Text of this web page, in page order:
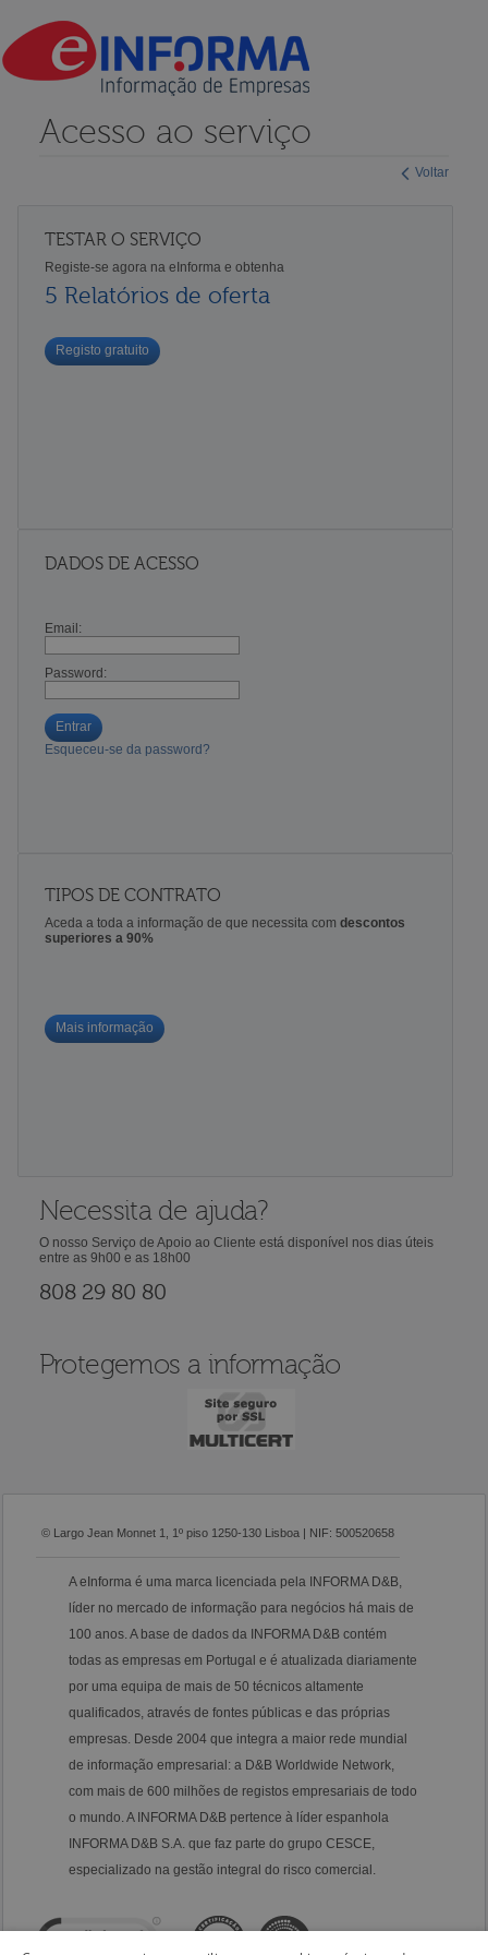
Voltar
Acesso ao serviço
TESTAR O SERVIÇO
Registe-se agora na eInforma e obtenha
5 Relatórios de oferta
Registo gratuito
DADOS DE ACESSO
Email:
Password:
Entrar
Esqueceu-se da password?
TIPOS DE CONTRATO
Aceda a toda a informação de que necessita com descontos
superiores a 90%
Mais informação
Necessita de ajuda?
O nosso Serviço de Apoio ao Cliente está disponível nos dias úteis
entre as 9h00 e as 18h00
808 29 80 80
Protegemos a informação
© Largo Jean Monnet 1, 1º piso 1250-130 Lisboa | NIF: 500520658
A eInforma é uma marca licenciada pela INFORMA D&B,
líder no mercado de informação para negócios há mais de
100 anos. A base de dados da INFORMA D&B contém
todas as empresas em Portugal e é atualizada diariamente
por uma equipa de mais de 50 técnicos altamente
qualificados, através de fontes públicas e das próprias
empresas. Desde 2004 que integra a maior rede mundial
de informação empresarial: a D&B Worldwide Network,
com mais de 600 milhões de registos empresariais de todo
o mundo. A INFORMA D&B pertence à líder espanhola
INFORMA D&B S.A. que faz parte do grupo CESCE,
especializado na gestão integral do risco comercial.